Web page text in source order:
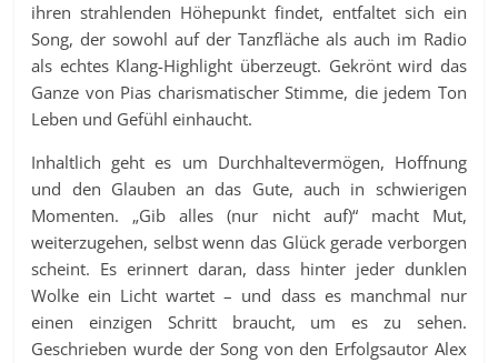
ihren strahlenden Höhepunkt findet, entfaltet sich ein
Song, der sowohl auf der Tanzfläche als auch im Radio
als echtes Klang-Highlight überzeugt. Gekrönt wird das
Ganze von Pias charismatischer Stimme, die jedem Ton
Leben und Gefühl einhaucht.
Inhaltlich geht es um Durchhaltevermögen, Hoffnung
und den Glauben an das Gute, auch in schwierigen
Momenten. „Gib alles (nur nicht auf)“ macht Mut,
weiterzugehen, selbst wenn das Glück gerade verborgen
scheint. Es erinnert daran, dass hinter jeder dunklen
Wolke ein Licht wartet – und dass es manchmal nur
einen einzigen Schritt braucht, um es zu sehen.
Geschrieben wurde der Song von den Erfolgsautor Alex